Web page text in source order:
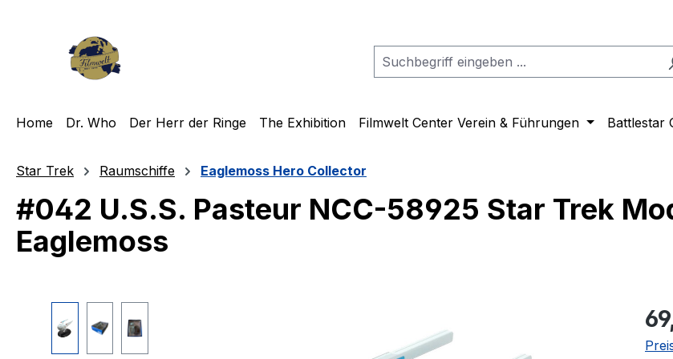
Home Dr. Who Der Herr der Ringe The Exhibition Filmwelt Center Verein & Führungen Battlestar
Star Trek Raumschiffe Eaglemoss Hero Collector
#042 U.S.S. Pasteur NCC-58925 Star Trek
Eaglemoss